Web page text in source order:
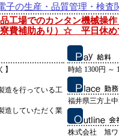
子の生産・品質管理・検査
品工場でのカンタン機械
寮費補助あり）☆ 平日休め
】
造を行っている工
造していただく業
時給 1300円 ～
福井県三方上
株式会社 旭ワ